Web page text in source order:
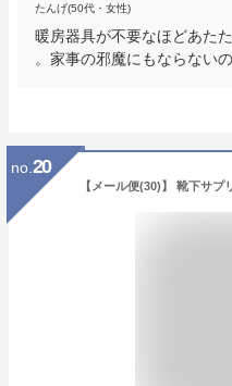
たんげ(50代・女性)
暖房器具が不要なほどあた
。家事の邪魔にもならない
no. 20